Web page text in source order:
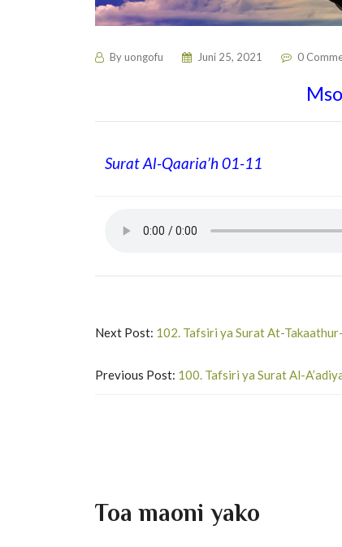
Byuongofu Juni 25, 2021 0
Surat Al-Qaaria’h 01-11
Next Post: 102. Tafsiri ya Surat At-
Previous Post: 100. Tafsiri ya Surat Al-
Toa maoni yako